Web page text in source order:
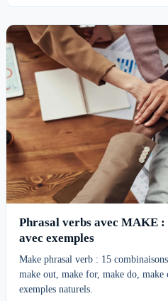
Phrasal verbs avec MAKE :
avec exemples
Make phrasal verb : 15
make out, make for, make do,
exemples naturels.